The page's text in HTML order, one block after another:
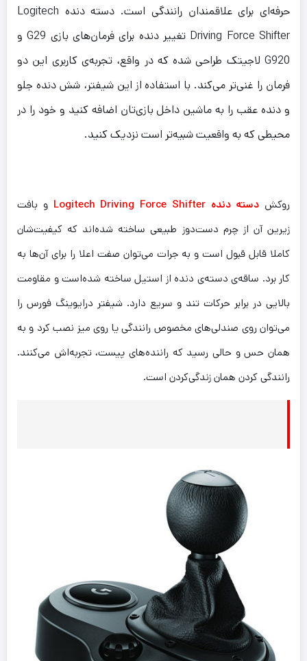
حرفه‌ای برای علاقمندان رانندگی است. دسته دنده Logitech
Driving Force Shifter تغییر دنده برای فرمان‌های بازی G29 و
G920 لاجیتک طراحی شده که در واقع، تجربه‌ی کاربری این دو
فرمان را غنی‌تر می‌کند. با استفاده از این شیفتر، شش دنده جلو
و دنده عقب را به ماشین داخل بازی‌تان اضافه کنید و خود را در
محیطی که به واقعیت شبیه‌تر است نزدیک کنید.
روکش دسته دنده Logitech Driving Force Shifter
و بافت
زیرین آن از چرم دست‌دوز طبیعی ساخته شده‌اند که کیفیت‌شان
کاملا قابل قبول است و به جرات می‌توان صفت اعلا را برای آن‌ها به
کار برد. ساقه‌ی دسته‌ی دنده از استیل ساخته شده‌است و مقاومت
بالایی در برابر حرکات تند و سریع دارد. شیفتر درایوینگ فورس را
می‌توان روی صندلی‌های مخصوص رانندگی یا روی میز نصب کرد و به
همان حس‌ و حالی رسید که راننده‌های پیست، تجربه‌اش می‌کنند.
رانندگی کردن همان زندگی‌کردن است.